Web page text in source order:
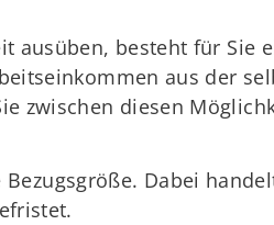
ausüben, besteht für Sie
aus der
zwischen diesen
Dabei